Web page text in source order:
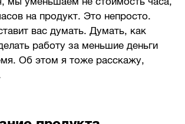
на продукт. Это непросто.
вас думать. Думать, как
работу за меньшие деньги
Об этом я тоже расскажу,